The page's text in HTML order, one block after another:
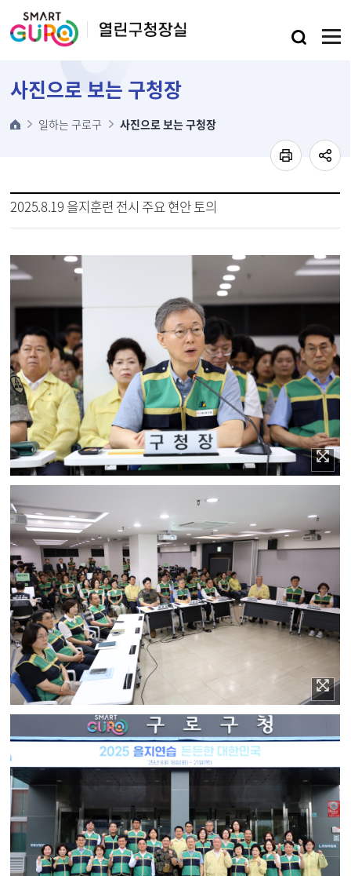
사진으로 보는 구청장
일하는 구로구 사진으로 보는 구청장
2025.8.19 을지훈련 전시 주요 현안 토의